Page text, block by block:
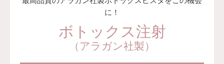
に！
ボトックス注射
（アラガン社製）